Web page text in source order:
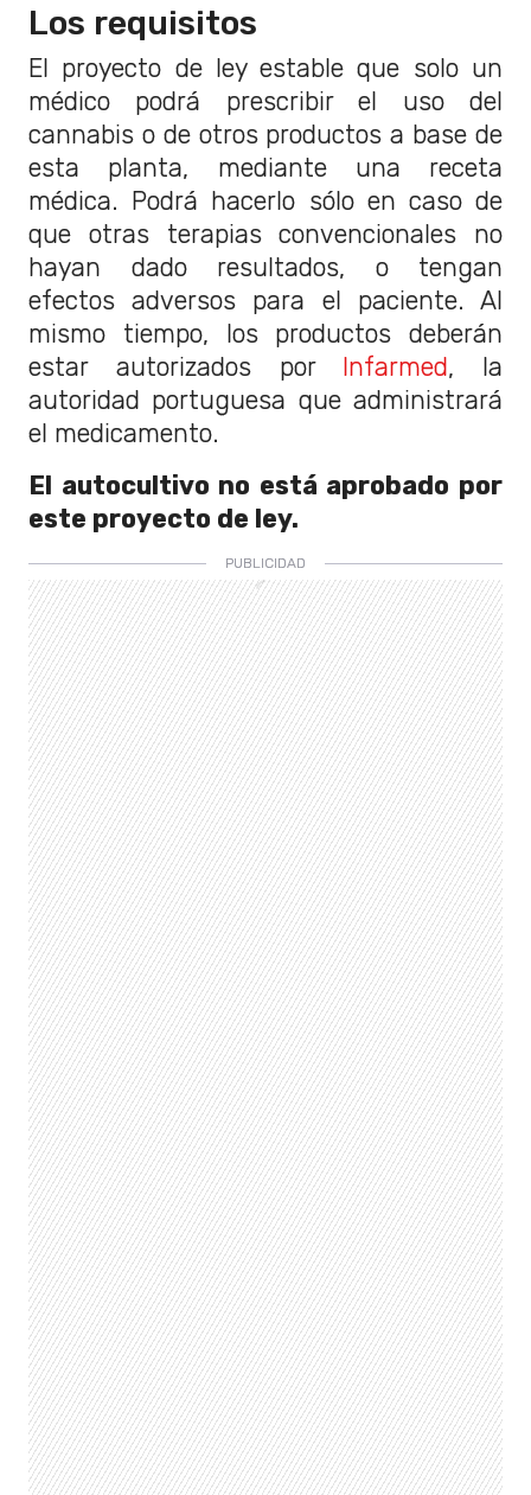
Los requisitos
El proyecto de ley estable que solo un
médico podrá prescribir el uso del
cannabis o de otros productos a base de
esta planta, mediante una receta
médica. Podrá hacerlo sólo en caso de
que otras terapias convencionales no
hayan dado resultados, o tengan
efectos adversos para el paciente. Al
mismo tiempo, los productos deberán
estar autorizados por Infarmed, la
autoridad portuguesa que administrará
el medicamento.
El autocultivo no está aprobado por
este proyecto de ley.